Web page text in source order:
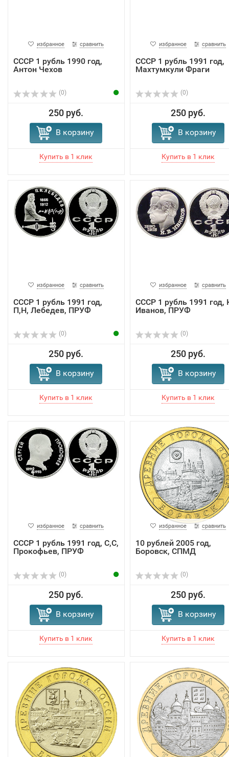
избранное сравнить
СССР 1 рубль 1990 год,
Антон Чехов
(0)
250 руб.
В корзину
избранное сравнить
СССР 1 рубль 1991 год,
Махтумкули Фраги
(0)
250 руб.
В корзину
избранное сравнить
СССР 1 рубль 1991 год,
П,Н, Лебедев, ПРУФ
(0)
250 руб.
В корзину
избранное сравнить
СССР 1 рубль 1991 год,
Иванов, ПРУФ
(0)
250 руб.
В корзину
избранное сравнить
СССР 1 рубль 1991 год, С,С,
Прокофьев, ПРУФ
(0)
250 руб.
В корзину
избранное сравнить
10 рублей 2005 год,
Боровск, СПМД
(0)
250 руб.
В корзину